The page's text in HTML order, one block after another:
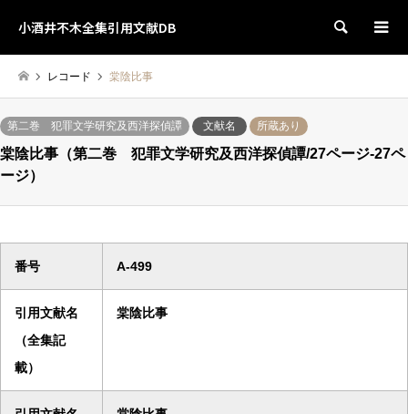
小酒井不木全集引用文献DB 検索
レコード 棠陰比事
第二巻 犯罪文学研究及西洋探偵譚 文献名 所蔵あり
棠陰比事（第二巻 犯罪文学研究及西洋探偵譚/27ページ-27ペ
ージ）
番号 A-499
引用文献名
（全集記
載）
棠陰比事